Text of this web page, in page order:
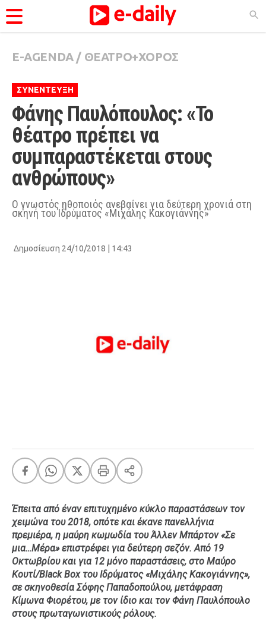
ΚΑΤΗΓΟΡΊΕΣ
Ειδήσεις
Θέματα
Videos
Podcasts
Viral
Life
City Guide
Pop Culture
Eurovision
Food
Body+Mind
Ταξίδια
Style
Σπίτι
Family
Σχέσεις
E-AGENDA/ ΘΕΑΤΡΟ+ΧΟΡΟΣ
ΣΥΝΕΝΤΕΥΞΗ
Φάνης Παυλόπουλος: «Το
θέατρο πρέπει να
συμπαραστέκεται στους
ανθρώπους»
Ο γνωστός ηθοποιός ανεβαίνει για δεύτερη χρονιά στη
σκηνή του Ιδρύματος «Μιχάλης Κακογιάννης»
Δημοσίευση 24/10/2018 | 14:43
Έπειτα από έναν επιτυχημένο κύκλο παραστάσεων τον
χειμώνα του 2018, οπότε και έκανε πανελλήνια
πρεμιέρα, η μαύρη κωμωδία του Άλλεν Μπάρτον «Σε
μια…Μέρα» επιστρέφει για δεύτερη σεζόν. Από 19
Οκτωβρίου και για 12 μόνο παραστάσεις, στο Μαύρο
Κουτί/Black Box του Ιδρύματος «Μιχάλης Κακογιάννης»,
σε σκηνοθεσία Σόφης Παπαδοπούλου, μετάφραση
Κίμωνα Φιορέτου, με τον ίδιο και τον Φάνη Παυλόπουλο
στους πρωταγωνιστικούς ρόλους.